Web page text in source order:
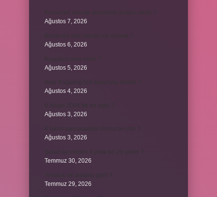
Ağustos 7, 2026
Ağustos 6, 2026
Ağustos 5, 2026
Ağustos 4, 2026
Ağustos 3, 2026
Ağustos 3, 2026
Temmuz 30, 2026
Temmuz 29, 2026